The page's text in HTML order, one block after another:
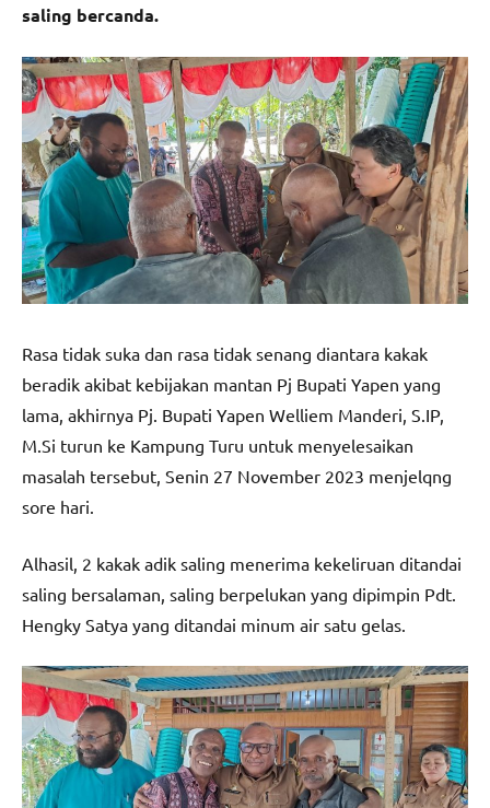
saling bercanda.
Rasa tidak suka dan rasa tidak senang diantara kakak
beradik akibat kebijakan mantan Pj Bupati Yapen yang
lama, akhirnya Pj. Bupati Yapen Welliem Manderi, S.IP,
M.Si turun ke Kampung Turu untuk menyelesaikan
masalah tersebut, Senin 27 November 2023 menjelqng
sore hari.
Alhasil, 2 kakak adik saling menerima kekeliruan ditandai
saling bersalaman, saling berpelukan yang dipimpin Pdt.
Hengky Satya yang ditandai minum air satu gelas.